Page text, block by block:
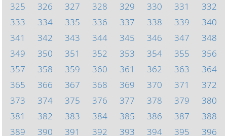
325
326 327 328 329 330 331
332
333
334 335 336 337 338 339
340
341
342 343 344 345 346 347
348
349
350 351 352 353 354 355
356
357
358 359 360 361 362 363
364
365
366 367 368 369 370 371
372
373
374 375 376 377 378 379
380
381
382 383 384 385 386 387
388
389
390 391 392 393 394 395 396